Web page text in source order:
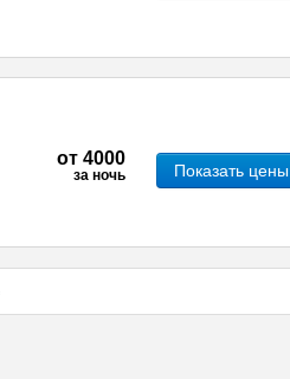
от 4000
за ночь Показать цены